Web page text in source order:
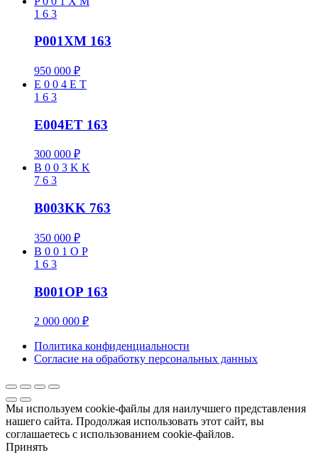
1 6 3
P001XM 163
950 000 ₽
E 0 0 4 E T
1 6 3
E004ET 163
300 000 ₽
B 0 0 3 K K
7 6 3
B003KK 763
350 000 ₽
B 0 0 1 O P
1 6 3
B001OP 163
2 000 000 ₽
Политика конфиденциальности
Cогласие на обработку персональных данных
Мы используем cookie-файлы для наилучшего представления
нашего сайта. Продолжая использовать этот сайт, вы
соглашаетесь с использованием cookie-файлов.
Принять